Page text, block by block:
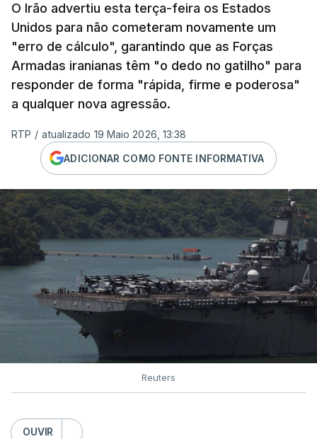
O Irão advertiu esta terça-feira os Estados
Unidos para não cometeram novamente um
"erro de cálculo", garantindo que as Forças
Armadas iranianas têm "o dedo no gatilho" para
responder de forma "rápida, firme e poderosa"
a qualquer nova agressão.
RTP / atualizado 19 Maio 2026, 13:38
ADICIONAR COMO FONTE INFORMATIVA
Reuters
OUVIR